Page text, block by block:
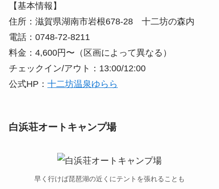
【基本情報】
住所：滋賀県湖南市岩根678-28 十二坊の森内
電話：0748-72-8211
料金：4,600円〜（区画によって異なる）
チェックイン/アウト：13:00/12:00
公式HP： 十二坊温泉ゆらら
白浜荘オートキャンプ場
早く行けば琵琶湖の近くにテントを張れることも